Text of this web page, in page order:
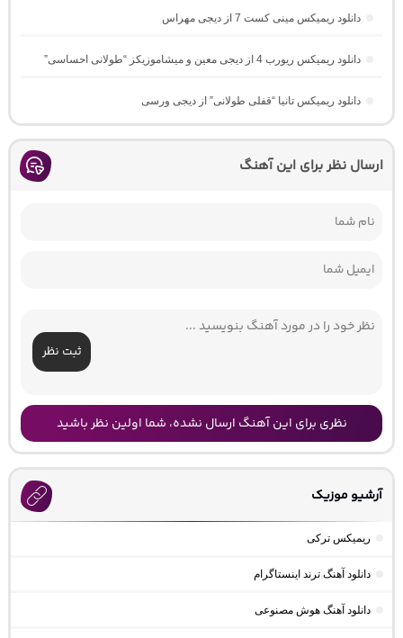
دانلود ریمیکس مینی کست 7 از دیجی مهراس
دانلود ریمیکس ریورب 4 از دیجی معین و میشاموزیکز “طولانی احساسی”
دانلود ریمیکس تانیا “قفلی طولانی” از دیجی ورسی
ارسال نظر برای این آهنگ
ثبت نظر
نظری برای این آهنگ ارسال نشده، شما اولین نظر باشید
آرشیو موزیک
ریمیکس ترکی
دانلود آهنگ ترند اینستاگرام
دانلود آهنگ هوش مصنوعی